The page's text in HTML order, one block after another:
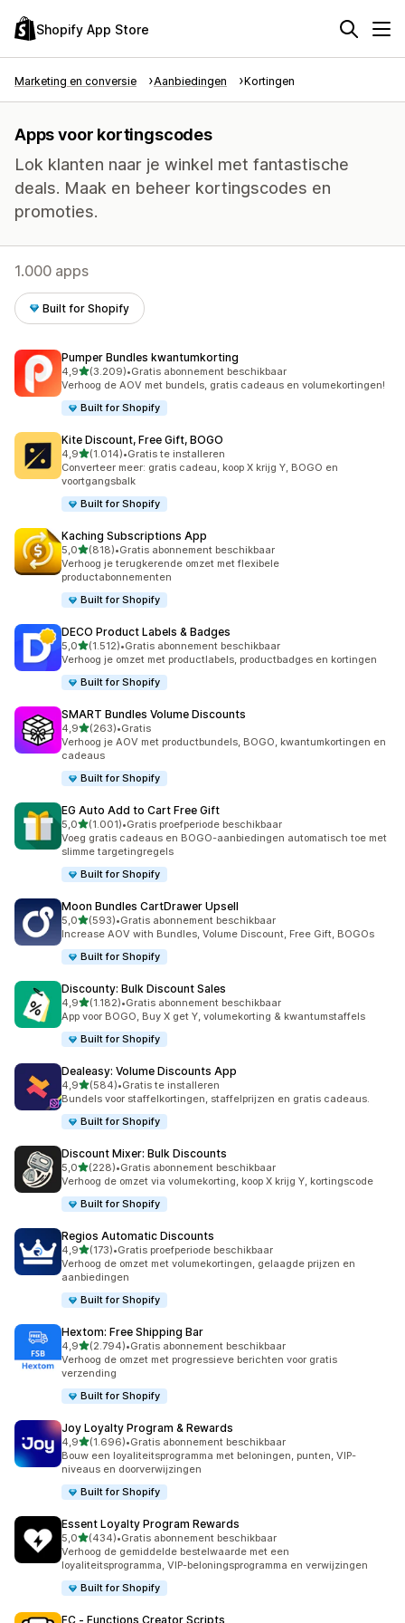
Shopify App Store
Marketing en conversie Aanbiedingen Kortingen
Apps voor kortingscodes
Lok klanten naar je winkel met fantastische
deals. Maak en beheer kortingscodes en
promoties.
1.000 apps
Built for Shopify
Pumper Bundles kwantumkorting
4,9van 5 sterren
(3.209)
3209 recensies in totaal
•Gratis abonnement beschikbaar
Verhoog de AOV met bundels, gratis cadeaus en volumekortingen!
Built for Shopify
Kite Discount, Free Gift, BOGO
4,9van 5 sterren
(1.014)
1014 recensies in totaal
•Gratis te installeren
Converteer meer: gratis cadeau, koop X krijg Y, BOGO en
voortgangsbalk
Built for Shopify
Kaching Subscriptions App
5,0van 5 sterren
(818)
818 recensies in totaal
•Gratis abonnement beschikbaar
Verhoog je terugkerende omzet met flexibele
productabonnementen
Built for Shopify
DECO Product Labels & Badges
5,0van 5 sterren
(1.512)
1512 recensies in totaal
•Gratis abonnement beschikbaar
Verhoog je omzet met productlabels, productbadges en kortingen
Built for Shopify
SMART Bundles Volume Discounts
4,9van 5 sterren
(263)
263 recensies in totaal
•Gratis
Verhoog je AOV met productbundels, BOGO, kwantumkortingen en
cadeaus
Built for Shopify
EG Auto Add to Cart Free Gift
5,0van 5 sterren
(1.001)
1001 recensies in totaal
•Gratis proefperiode beschikbaar
Voeg gratis cadeaus en BOGO-aanbiedingen automatisch toe met
slimme targetingregels
Built for Shopify
Moon Bundles CartDrawer Upsell
5,0van 5 sterren
(593)
593 recensies in totaal
•Gratis abonnement beschikbaar
Increase AOV with Bundles, Volume Discount, Free Gift, BOGOs
Built for Shopify
Discounty: Bulk Discount Sales
4,9van 5 sterren
(1.182)
1182 recensies in totaal
•Gratis abonnement beschikbaar
App voor BOGO, Buy X get Y, volumekorting & kwantumstaffels
Built for Shopify
Dealeasy: Volume Discounts App
4,9van 5 sterren
(584)
584 recensies in totaal
•Gratis te installeren
Bundels voor staffelkortingen, staffelprijzen en gratis cadeaus.
Built for Shopify
Discount Mixer: Bulk Discounts
5,0van 5 sterren
(228)
228 recensies in totaal
•Gratis abonnement beschikbaar
Verhoog de omzet via volumekorting, koop X krijg Y, kortingscode
Built for Shopify
Regios Automatic Discounts
4,9van 5 sterren
(173)
173 recensies in totaal
•Gratis proefperiode beschikbaar
Verhoog de omzet met volumekortingen, gelaagde prijzen en
aanbiedingen
Built for Shopify
Hextom: Free Shipping Bar
4,9van 5 sterren
(2.794)
2794 recensies in totaal
•Gratis abonnement beschikbaar
Verhoog de omzet met progressieve berichten voor gratis
verzending
Built for Shopify
Joy Loyalty Program & Rewards
4,9van 5 sterren
(1.696)
1696 recensies in totaal
•Gratis abonnement beschikbaar
Bouw een loyaliteitsprogramma met beloningen, punten, VIP-
niveaus en doorverwijzingen
Built for Shopify
Essent Loyalty Program Rewards
5,0van 5 sterren
(434)
434 recensies in totaal
•Gratis abonnement beschikbaar
Verhoog de gemiddelde bestelwaarde met een
loyaliteitsprogramma, VIP-beloningsprogramma en verwijzingen
Built for Shopify
FC ‑ Functions Creator Scripts